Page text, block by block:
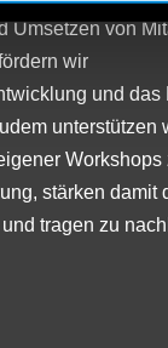
Umsetzen von
wir
und das
unterstützen
Workshops
stärken damit
tragen zu